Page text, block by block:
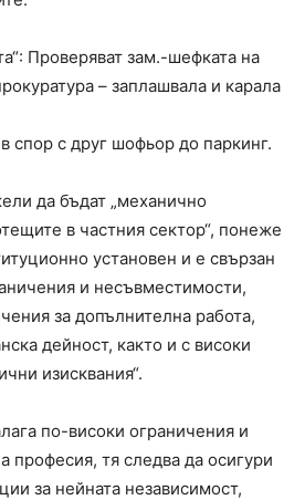
Проверяват зам.-шефката на
– заплашвала и карала
спор с друг шофьор до паркинг.
да бъдат „механично
в частния сектор“, понеже
установен и е свързан
и несъвместимости,
за допълнителна работа,
дейност, както и с високи
изисквания“.
по-високи ограничения и
професия, тя следва да осигури
за нейната независимост,